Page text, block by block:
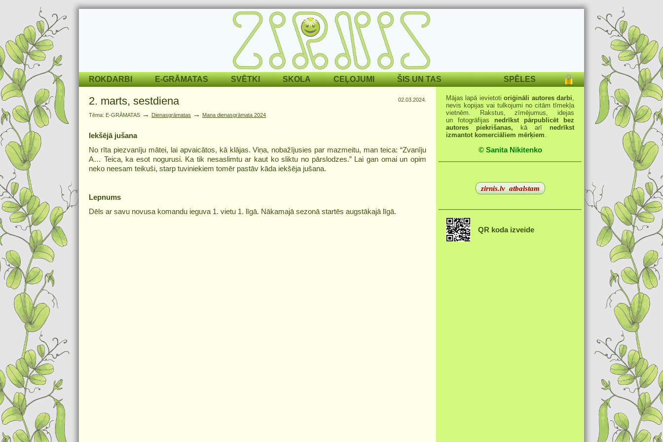
ROKDARBI E-GRĀMATAS SVĒTKI SKOLA CEĻOJUMI ŠIS UN TAS SPĒLES
2. marts, sestdiena 02.03.2024.
Tēma: E-GRĀMATAS → Dienasgrāmatas → Mana dienasgrāmata 2024
Iekšējā jušana
No rīta piezvanīju mātei, lai apvaicātos, kā klājas. Viņa, nobažījusies par mazmeitu, man teica: “Zvanīju
A… Teica, ka esot nogurusi. Ka tik nesaslimtu ar kaut ko sliktu no pārslodzes.” Lai gan omai un opim
neko neesam teikuši, starp tuviniekiem tomēr pastāv kāda iekšēja jušana.
Lepnums
Dēls ar savu novusa komandu ieguva 1. vietu 1. līgā. Nākamajā sezonā startēs augstākajā līgā.
Mājas lapā ievietotioriģināli autores darbi,
nevis kopijas vai tulkojumi no citām tīmekļa
vietnēm. Rakstus, zīmējumus, idejas
un fotogrāfijas nedrīkst pārpublicēt bez
autores piekrišanas,
kā arī nedrīkst
izmantot komerciāliem mērķiem.
© Sanita Nikitenko
zirnis.lv atbalstam
QR koda izveide